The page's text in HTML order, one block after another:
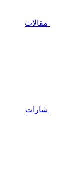
مقالات
شارات